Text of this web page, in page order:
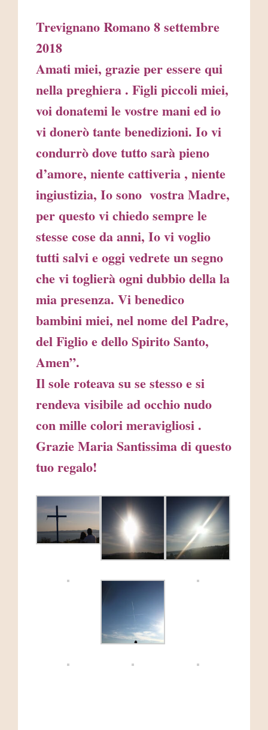
Trevignano Romano 8 settembre
2018
Amati miei, grazie per essere qui
nella preghiera . Figli piccoli miei,
voi donatemi le vostre mani ed io
vi donerò tante benedizioni. Io vi
condurrò dove tutto sarà pieno
d’amore, niente cattiveria , niente
ingiustizia, Io sono vostra Madre,
per questo vi chiedo sempre le
stesse cose da anni, Io vi voglio
tutti salvi e oggi vedrete un segno
che vi toglierà ogni dubbio della la
mia presenza. Vi benedico
bambini miei, nel nome del Padre,
del Figlio e dello Spirito Santo,
Amen”.
Il sole roteava su se stesso e si
rendeva visibile ad occhio nudo
con mille colori meravigliosi .
Grazie Maria Santissima di questo
tuo regalo!